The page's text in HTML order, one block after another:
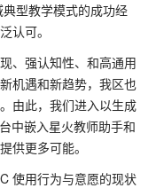
型教学模式的成功经
认可。
、强认知性、和高通用
机遇和新趋势，我区也
由此，我们进入以生成
中嵌入星火教师助手和
供更多可能。
使用行为与意愿的现状